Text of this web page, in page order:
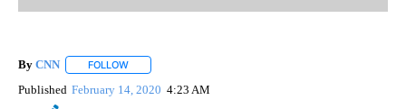
By CNN FOLLOW
Published February 14, 2020 4:23 AM